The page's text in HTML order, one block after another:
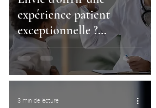
expérience patient
exceptionnelle ?
Commencez par les soft
skills
3 min de lecture